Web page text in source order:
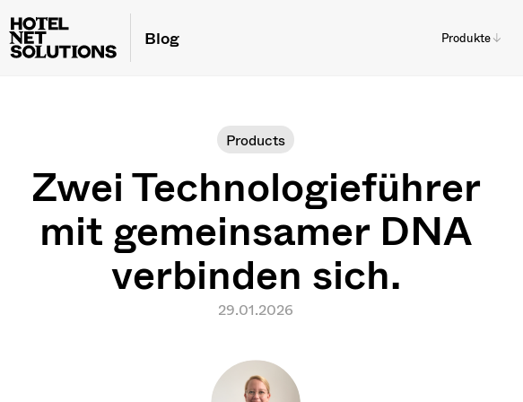
Blog Produkte
Products
Zwei Technologieführer
mit gemeinsamer DNA
verbinden sich.
29.01.2026